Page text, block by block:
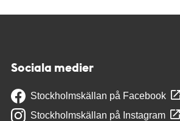
Sociala medier
Stockholmskällan på Facebook
Stockholmskällan på Instagram